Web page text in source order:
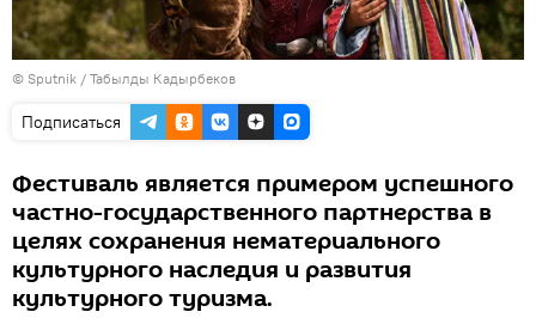
© Sputnik / Табылды Кадырбеков
Подписаться
Фестиваль является примером успешного
частно-государственного партнерства в
целях сохранения нематериального
культурного наследия и развития
культурного туризма.